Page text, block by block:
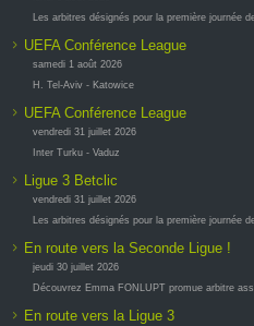
Les arbitres désignés pour la première journée
UEFA Conférence League
samedi 1 août 2026
H. Tel-Aviv - Katowice
UEFA Conférence League
vendredi 31 juillet 2026
Inter Turku - Vaduz
Ligue 3 Betclic
vendredi 31 juillet 2026
Les arbitres désignés pour la première journée
En route vers la Seconde Ligue !
jeudi 30 juillet 2026
Découvrez Emma FONLUPT promue arbitre
En route vers la Ligue 3